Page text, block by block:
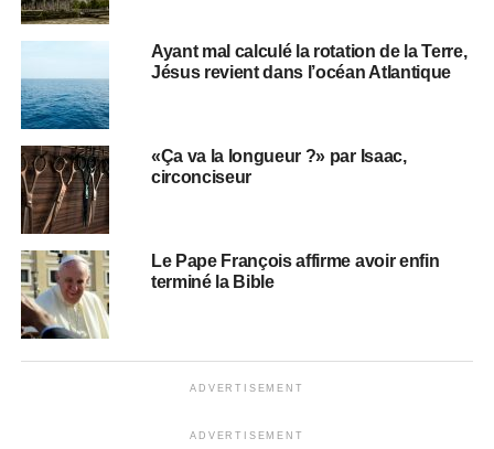
Ayant mal calculé la rotation de la Terre,
Jésus revient dans l’océan Atlantique
«Ça va la longueur ?» par Isaac,
circonciseur
Le Pape François affirme avoir enfin
terminé la Bible
ADVERTISEMENT
ADVERTISEMENT